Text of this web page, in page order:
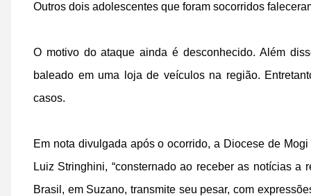
Outros dois adolescentes que foram socorridos
O motivo do ataque ainda é desconhecido. Além
baleado em uma loja de veículos na região.
casos.
Em nota divulgada após o ocorrido, a Diocese de
Luiz Stringhini, “consternado ao receber as notícias
Brasil, em Suzano, transmite seu pesar, com